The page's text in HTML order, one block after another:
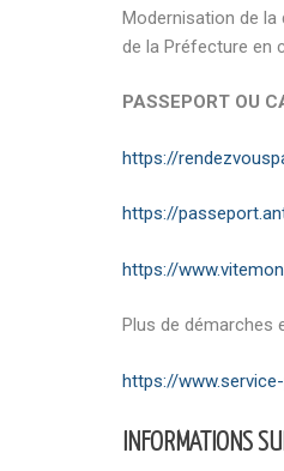
Modernisation de la
de la Préfecture en
PASSEPORT OU
https://
https://
https://
Plus de démarches
https://
INFORMATIONS